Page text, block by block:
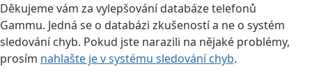
Děkujeme vám za vylepšování databáze telefonů
Gammu. Jedná se o databázi zkušeností a ne o systém
sledování chyb. Pokud jste narazili na nějaké problémy,
prosím nahlašte je v systému sledování chyb.